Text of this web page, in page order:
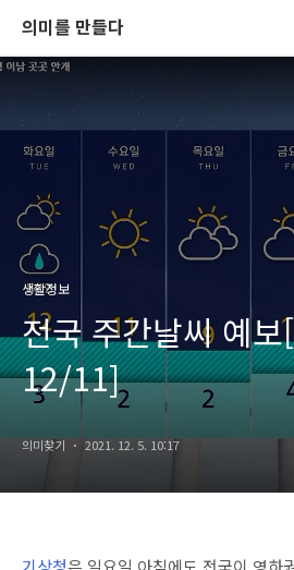
의미를 만들다
생활정보
전국 주간날씨 예
12/11]
의미찾기 2021. 12. 5. 10:17